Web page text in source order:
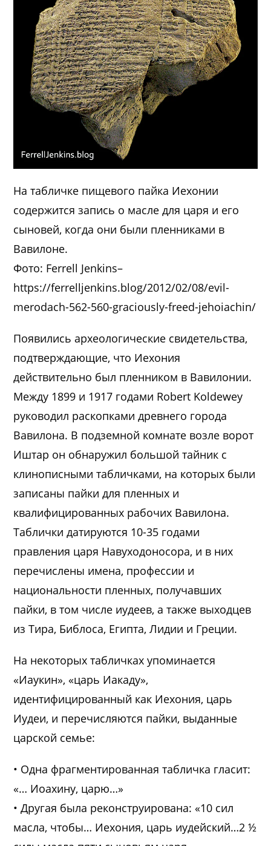
На табличке пищевого пайка Иехонии
содержится запись о масле для царя и его
сыновей, когда они были пленниками в
Вавилоне.
Фото: Ferrell Jenkins–
https://ferrelljenkins.blog/2012/02/08/evil-
merodach-562-560-graciously-freed-jehoiachin/
Появились археологические свидетельства,
подтверждающие, что Иехония
действительно был пленником в Вавилонии.
Между 1899 и 1917 годами Robert Koldewey
руководил раскопками древнего города
Вавилона. В подземной комнате возле ворот
Иштар он обнаружил большой тайник с
клинописными табличками, на которых были
записаны пайки для пленных и
квалифицированных рабочих Вавилона.
Таблички датируются 10-35 годами
правления царя Навуходоносора, и в них
перечислены имена, профессии и
национальности пленных, получавших
пайки, в том числе иудеев, а также выходцев
из Тира, Библоса, Египта, Лидии и Греции.
На некоторых табличках упоминается
«Иаукин», «царь Иакаду»,
идентифицированный как Иехония, царь
Иудеи, и перечисляются пайки, выданные
царской семье:
• Одна фрагментированная табличка гласит:
«… Иоахину, царю…»
• Другая была реконструирована: «10 сил
масла, чтобы… Иехония, царь иудейский…2 ½